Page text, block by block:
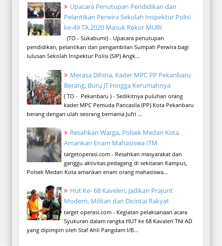
Upacara Penutupan Pendidikan dan
Pelantikan Perwira Sekolah Inspektur Polisi
ke-49 TA.2020 Masuk Rekor MURI
(TO - Sukabumi) - Upacara penutupan
pendidikan, pelantikan dan pengambilan Sumpah Perwira bagi
lulusan Sekolah Inspektur Polisi (SIP) Angk...
Merasa Dihina, Kader MPC PP Pekanbaru
Berang, Buru JT Hingga Kerumahnya
( TO - Pekanbaru ) - Sedikitnya puluhan orang
kader MPC Pemuda Pancasila (PP) Kota Pekanbaru
berang dengan ulah seorang bernama Jufri ...
Resahkan Warga, Polsek Medan Kota
Amankan Enam Mahasiswa ITM
targetoperasi.com - Resahkan masyarakat dan
ganggu aktivitas pedagang di sekitaran Kampus,
Polsek Medan Kota amankan enam orang mahasiswa...
Hut Ke- 68 Kaveleri, Jadikan Prajurit
Modern, Militan dan Dicintai Rakyat
target operasi.com - Kegiatan pelaksanaan acara
Syukuran dalam rangka HUT ke 68 Kavaleri TNI AD
yang dipimpin oleh Staf Ahli Pangdam I/B...